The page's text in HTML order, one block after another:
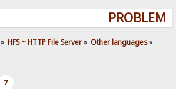
» HFS ~ HTTP File Server» Other languages»
7